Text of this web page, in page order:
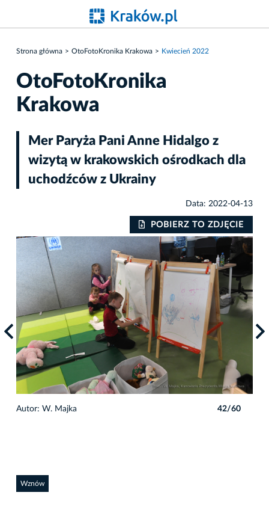
Strona główna OtoFotoKronika Krakowa Kwiecień 2022
OtoFotoKronika
Krakowa
Mer Paryża Pani Anne Hidalgo z
wizytą w krakowskich ośrodkach dla
uchodźców z Ukrainy
Data: 2022-04-13
POBIERZ TO ZDJĘCIE
Autor: W. Majka 42/60
Wznów